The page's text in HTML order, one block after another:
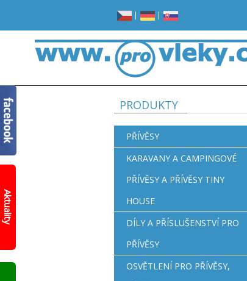
PRODUKTY
PŘÍVĚSY
KARAVANY A CAMPINGOVÉ
PŘÍVĚSY A PŘÍVĚSY TINY
HOUSE
DÍLY A PŘÍSLUŠENSTVÍ PRO
PŘÍVĚSY
OSVĚTLENÍ PRO PŘÍVĚSY,
| |
místo
v
garáži?
Opravdu
Prohlédněte
Aktuality